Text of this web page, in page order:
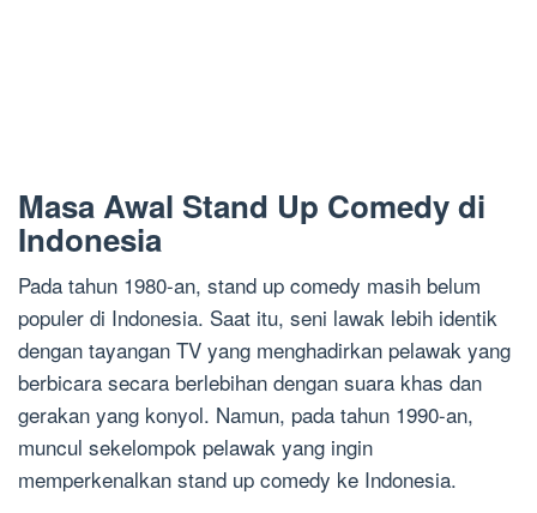
Masa Awal Stand Up Comedy di
Indonesia
Pada tahun 1980-an, stand up comedy masih belum
populer di Indonesia. Saat itu, seni lawak lebih identik
dengan tayangan TV yang menghadirkan pelawak yang
berbicara secara berlebihan dengan suara khas dan
gerakan yang konyol. Namun, pada tahun 1990-an,
muncul sekelompok pelawak yang ingin
memperkenalkan stand up comedy ke Indonesia.